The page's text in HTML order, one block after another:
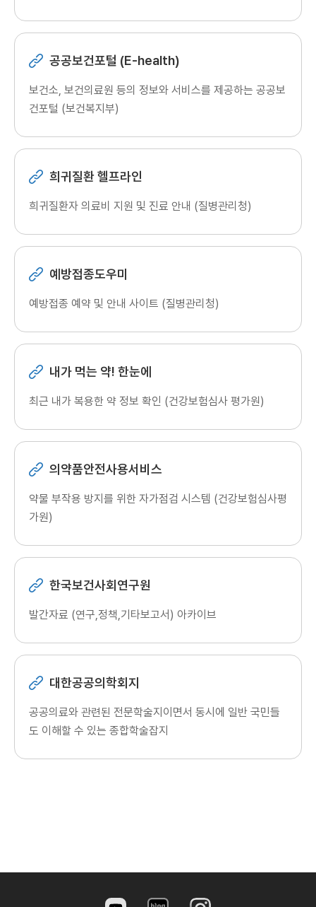
공공보건포털 (E-health)
보건소, 보건의료원 등의 정보와 서비스를 제공하는 공공보
건포털 (보건복지부)
희귀질환 헬프라인
희귀질환자 의료비 지원 및 진료 안내 (질병관리청)
예방접종도우미
예방접종 예약 및 안내 사이트 (질병관리청)
내가 먹는 약! 한눈에
최근 내가 복용한 약 정보 확인 (건강보험심사 평가원)
의약품안전사용서비스
약물 부작용 방지를 위한 자가점검 시스템 (건강보험심사평
가원)
한국보건사회연구원
발간자료 (연구,정책,기타보고서) 아카이브
대한공공의학회지
공공의료와 관련된 전문학술지이면서 동시에 일반 국민들
도 이해할 수 있는 종합학술잡지